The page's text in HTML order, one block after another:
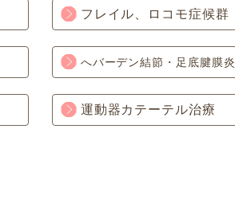
フレイル、ロコモ症候群
へバーデン結節・足底腱膜炎
運動器カテーテル治療